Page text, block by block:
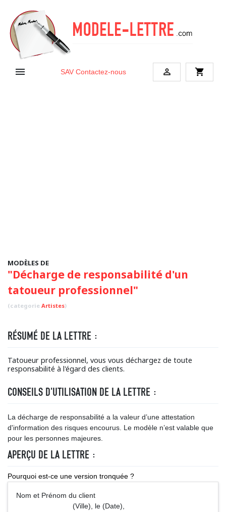
 SAV Contactez-nous  shopping_cart
MODÈLES DE
"Décharge de responsabilité d'un
tatoueur professionnel"
(categorie Artistes)
RÉSUMÉ DE LA LETTRE :
Tatoueur professionnel, vous vous déchargez de toute
responsabilité à l'égard des clients.
CONSEILS D'UTILISATION DE LA LETTRE :
La décharge de responsabilité a la valeur d’une attestation
d'information des risques encourus. Le modèle n’est valable que
pour les personnes majeures.
APERÇU DE LA LETTRE :
Pourquoi est-ce une version tronquée ?
Nom et Prénom du client
(Ville), le (Date),